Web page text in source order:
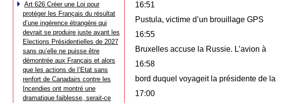
Art 626 Créer une Loi pour
protéger les Français du résultat
d’une ingérence étrangère qui
devrait se produire juste avant les
Elections Présidentielles de 2027
sans qu’elle ne puisse être
démontrée aux Français et alors
que les actions de l’Etat sans
renfort de Canadairs contre les
Incendies ont montré une
dramatique faiblesse, serait-ce
16:51
Pustula, victime d’un brouillage GPS
16:55
Bruxelles accuse la Russie. L’avion à
16:58
bord duquel voyageit la présidente de la
17:00